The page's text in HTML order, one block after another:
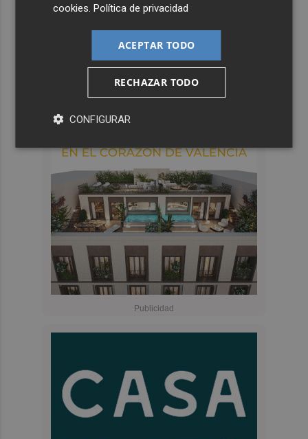
cookies .Política de privacidad
ACEPTAR TODO
RECHAZAR TODO
CONFIGURAR